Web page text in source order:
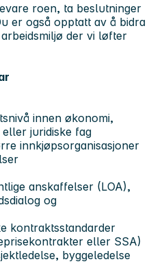
roen, ta beslutninger
er også opptatt av å bidra
der vi løfter
innen økonomi,
juridiske fag
innkjøpsorganisasjoner
anskaffelser (LOA),
og
kontraktsstandarder
eller SSA)
byggeledelse